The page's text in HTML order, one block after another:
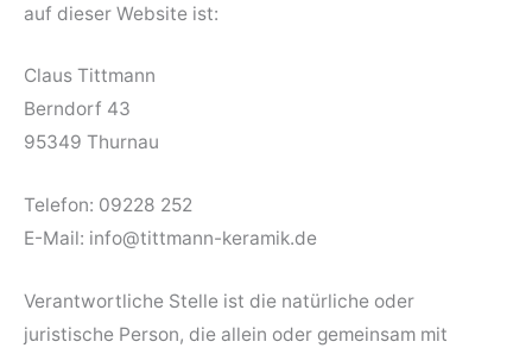
auf dieser Website ist:
Claus Tittmann
Berndorf 43
95349 Thurnau
Telefon: 09228 252
E-Mail: info@tittmann-keramik.de
Verantwortliche Stelle ist die natürliche oder
juristische Person, die allein oder gemeinsam mit